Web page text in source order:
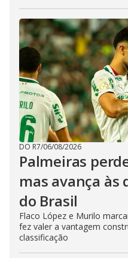
DO R7/06/08/2026
Palmeiras
mas avança às
do Brasil
Flaco López e Murilo
fez valer a vantagem
classificação